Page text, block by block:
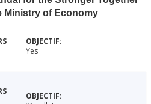
Ministry of Economy
Yes